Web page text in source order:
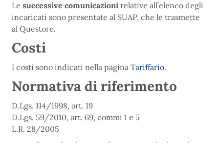
Le successive comunicazioni relative all’elenco degli
incaricati sono presentate al SUAP, che le trasmette
al Questore.
Costi
I costi sono indicati nella pagina Tariffario.
Normativa di riferimento
D.Lgs. 114/1998, art. 19
D.Lgs. 59/2010, art. 69, commi 1 e 5
L.R. 28/2005